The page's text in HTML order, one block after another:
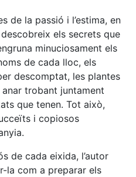
de la passió i l’estima, en
els secrets que
minuciosament els
de cada lloc, els
descomptat, les plantes
trobant juntament
que tenen. Tot això,
i copiosos
de cada eixida, l’autor
la com a preparar els